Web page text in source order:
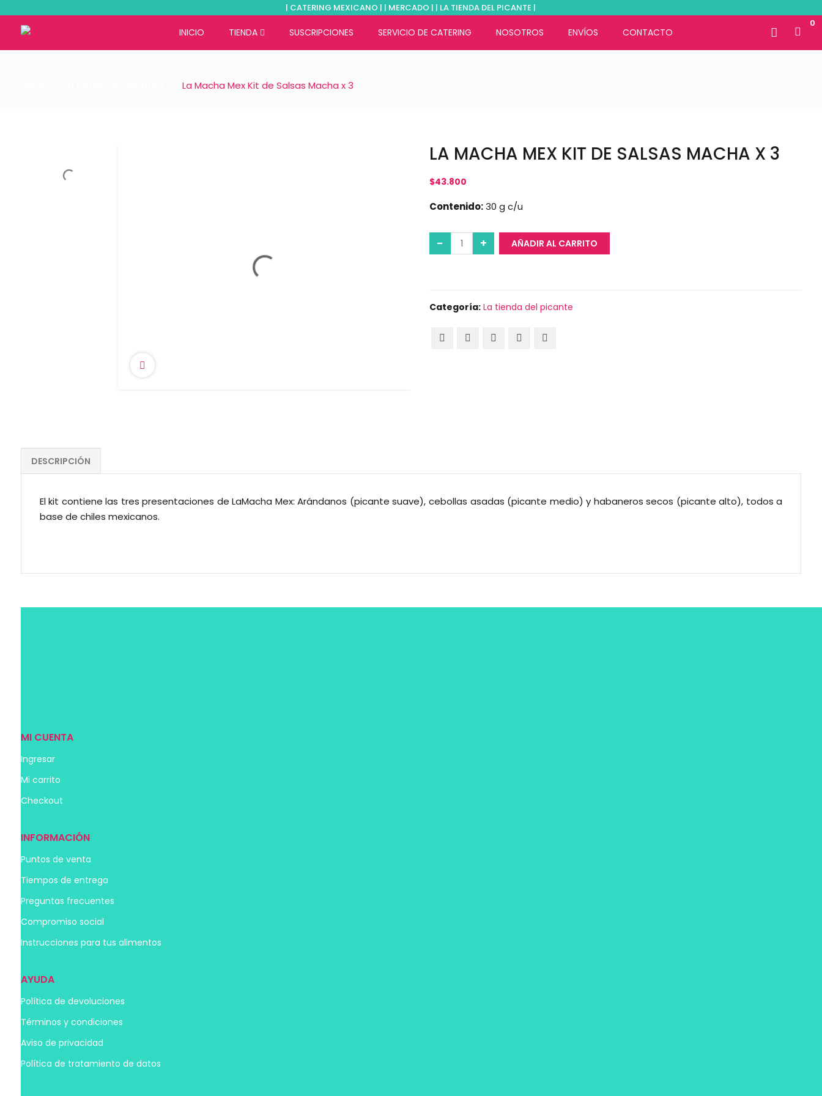
| CATERING MEXICANO | | MERCADO | | LA TIENDA DEL PICANTE |
INICIO TIENDA SUSCRIPCIONES SERVICIO DE CATERING NOSOTROS ENVÍOS CONTACTO
0
La Macha Mex Kit de Salsas Macha x 3
LA MACHA MEX KIT DE SALSAS MACHA X 3
$43.800
Contenido:30 g c/u
AÑADIR AL CARRITO
Categoría: La tienda del picante
DESCRIPCIÓN
El kit contiene las tres presentaciones de LaMacha Mex: Arándanos (picante suave), cebollas asadas (picante medio) y habaneros secos (picante alto), todos a
base de chiles mexicanos.
MI CUENTA
Ingresar
Mi carrito
Checkout
INFORMACIÓN
Puntos de venta
Tiempos de entrega
Preguntas frecuentes
Compromiso social
Instrucciones para tus alimentos
AYUDA
Política de devoluciones
Términos y condiciones
Aviso de privacidad
Política de tratamiento de datos